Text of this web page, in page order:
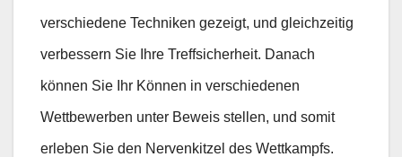
verschiedene Techniken gezeigt, und gleichzeitig
verbessern Sie Ihre Treffsicherheit. Danach
können Sie Ihr Können in verschiedenen
Wettbewerben unter Beweis stellen, und somit
erleben Sie den Nervenkitzel des Wettkampfs.